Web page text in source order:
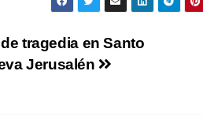
tragedia en Santo
Jerusalén